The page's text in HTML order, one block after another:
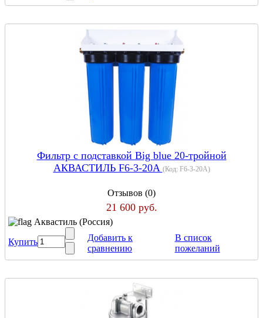
Фильтр с подставкой Big blue 20-тройной
АКВАСТИЛЬ F6-3-20A (Код: F6-3-20A)
Отзывов (0)
21 600 руб.
Аквастиль (Россия)
Купить
Добавить к
сравнению
В список
пожеланий